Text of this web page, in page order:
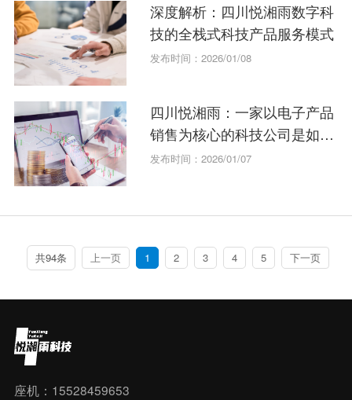
深度解析：四川悦湘雨数字科
技的全栈式科技产品服务模式
发布时间：2026/01/08
四川悦湘雨：一家以电子产品
销售为核心的科技公司是如何
运作的？
发布时间：2026/01/07
共94条 上一页 1 2 3 4 5 下一页
座机：15528459653